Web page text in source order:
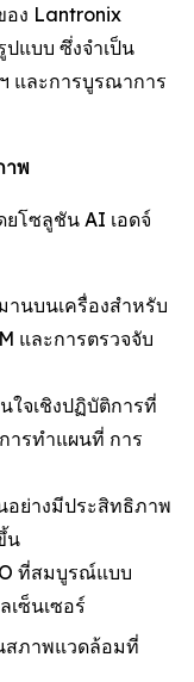
อง Lantronix
แบบ ซึ่งจำเป็น
และการบูรณาการ
าพ
โซลูชัน AI เอดจ์
านบนเครื่องสำหรับ
และการตรวจจับ
ใจเชิงปฏิบัติการที่
ารทำแผนที่ การ
อย่างมีประสิทธิภาพ
น
ที่สมบูรณ์แบบ
ซ็นเซอร์
สภาพแวดล้อมที่